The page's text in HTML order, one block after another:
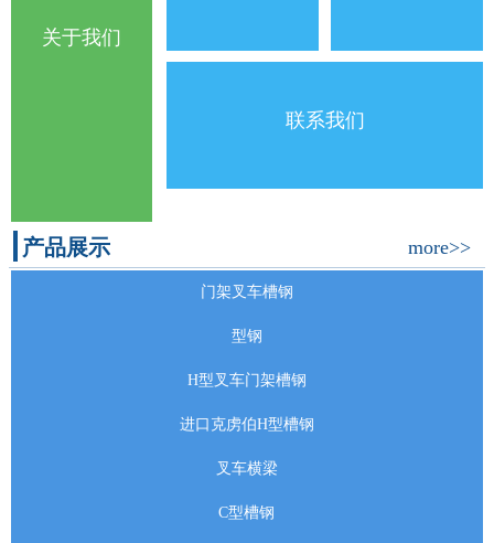
关于我们
联系我们
产品展示 more>>
门架叉车槽钢
型钢
H型叉车门架槽钢
进口克虏伯H型槽钢
叉车横梁
C型槽钢